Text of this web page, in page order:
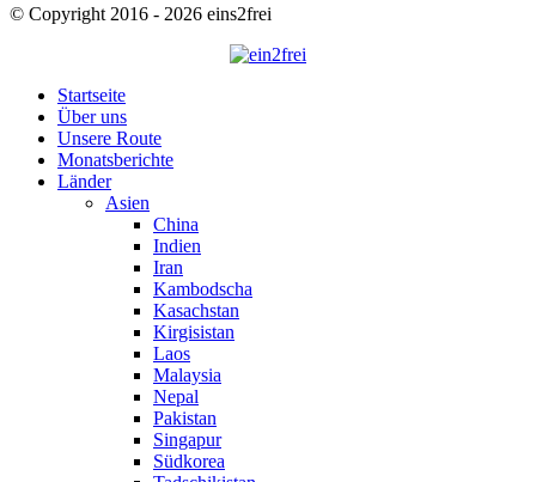
© Copyright 2016 - 2026 eins2frei
Startseite
Über uns
Unsere Route
Monatsberichte
Länder
Asien
China
Indien
Iran
Kambodscha
Kasachstan
Kirgisistan
Laos
Malaysia
Nepal
Pakistan
Singapur
Südkorea